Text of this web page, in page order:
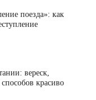
поезда»: как
вереск,
красиво